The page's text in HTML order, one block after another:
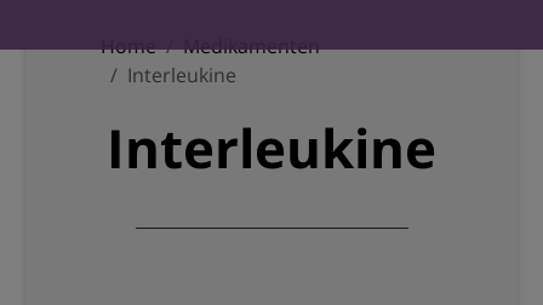
Home
Medikamenten
Interleukine
Interleukine